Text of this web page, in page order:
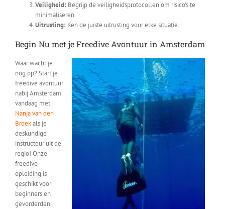
Veiligheid: Begrijp de veiligheidsprotocollen om risico’s te
minimaliseren.
Uitrusting: Ken de juiste uitrusting voor elke situatie.
Begin Nu met je Freedive Avontuur in Amsterdam
Waar wacht je
nog op? Start je
freedive avontuur
nabij Amsterdam
vandaag met
Nanja van den
Broekals je
deskundige
instructeur uit de
regio! Onze
freedive
opleiding is
geschikt voor
beginners en
gevorderden.